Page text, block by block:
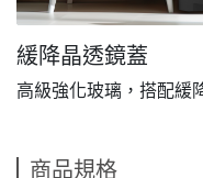
緩降晶透鏡蓋
高級強化玻璃，搭配緩
商品規格